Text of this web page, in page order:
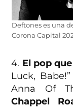
Deftones es una
Corona Capital
4. El pop
Luck,
Anna Of
Chappel